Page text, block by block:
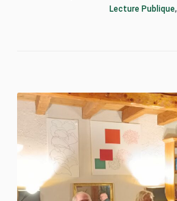
Lecture Publique,